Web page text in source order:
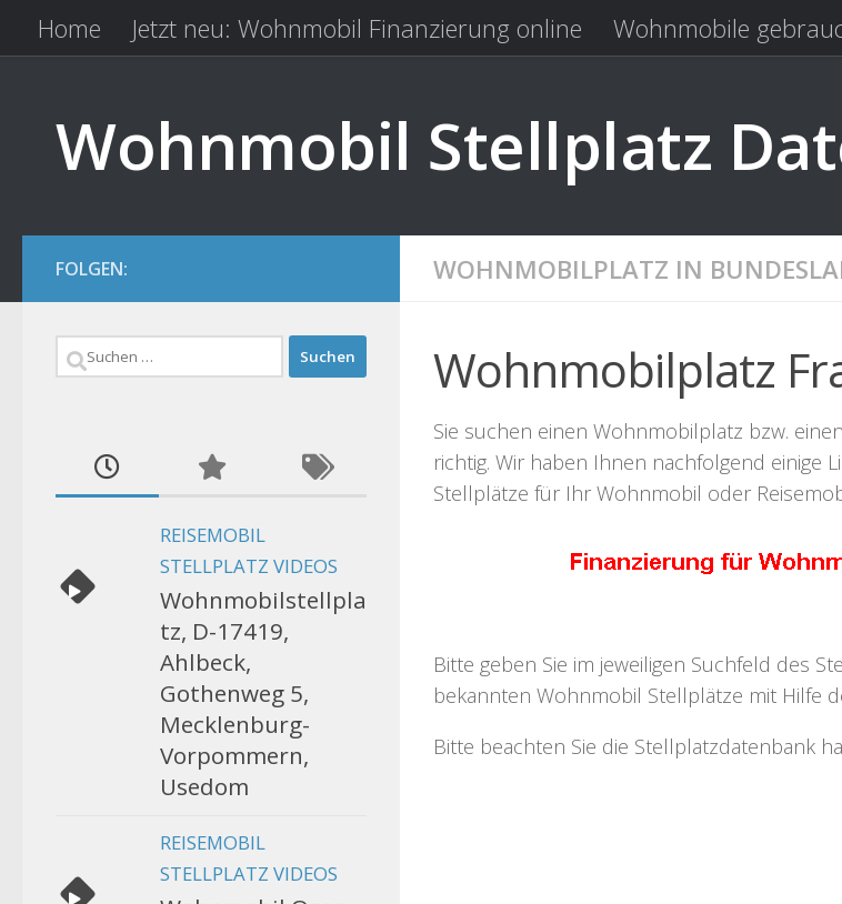
Zum Inhalt springen
Home Jetzt neu: Wohnmobil Finanzierung online Wohnmobile
Wohnmobil Stellplatz
WOHNMOBILPLATZ IN
Wohnmobilplatz
Sie suchen einen Wohnmobilplatz bzw.
richtig. Wir haben Ihnen nachfolgend einige
Stellplätze für Ihr Wohnmobil oder
Bitte geben Sie im jeweiligen Suchfeld des
bekannten Wohnmobil Stellplätze mit Hilfe
Bitte beachten Sie die Stellplatzdatenbank
FOLGEN:
Suchen
REISEMOBIL
STELLPLATZ VIDEOS
Wohnmobilstellpla
tz, D-17419,
Ahlbeck,
Gothenweg 5,
Mecklenburg-
Vorpommern,
Usedom
REISEMOBIL
STELLPLATZ VIDEOS